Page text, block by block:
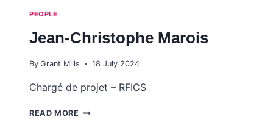
PEOPLE
Jean-Christophe Marois
By Grant Mills 18 July 2024
Chargé de projet – RFICS
READ MORE JEAN-